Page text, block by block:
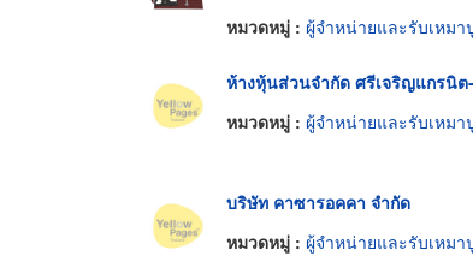
หมวดหมู่ : ผู้จำหน่ายและรับเหม
ห้างหุ้นส่วนจำกัด ศรีเจริญแกรนิ
หมวดหมู่ : ผู้จำหน่ายและรับเหม
บริษัท คาซารอคคา จำกัด
หมวดหมู่ : ผู้จำหน่ายและรับเหม